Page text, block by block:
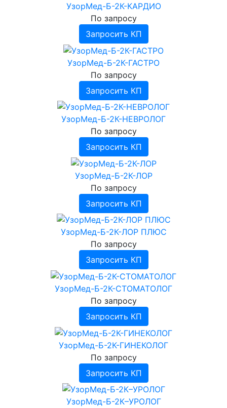
УзорМед-Б-2К-КАРДИО
По запросу
Запросить КП
УзорМед-Б-2К-ГАСТРО
По запросу
Запросить КП
УзорМед-Б-2К-НЕВРОЛОГ
По запросу
Запросить КП
УзорМед-Б-2К-ЛОР
По запросу
Запросить КП
УзорМед-Б-2К-ЛОР ПЛЮС
По запросу
Запросить КП
УзорМед-Б-2К-СТОМАТОЛОГ
По запросу
Запросить КП
УзорМед-Б-2К-ГИНЕКОЛОГ
По запросу
Запросить КП
УзорМед-Б-2К–УРОЛОГ